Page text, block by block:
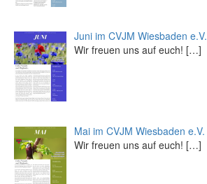
Juni im CVJM Wiesbaden e.V.
Wir freuen uns auf euch! […]
Mai im CVJM Wiesbaden e.V.
Wir freuen uns auf euch! […]